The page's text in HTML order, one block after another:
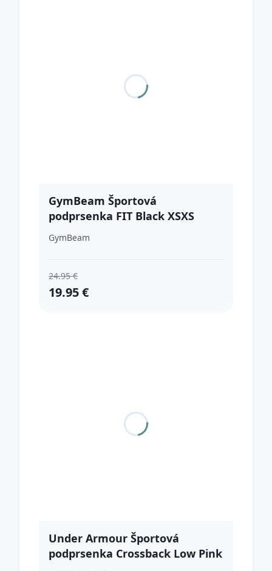
GymBeam Športová
podprsenka FIT Black XSXS
GymBeam
24.95 €
19.95 €
Under Armour Športová
podprsenka Crossback Low Pink